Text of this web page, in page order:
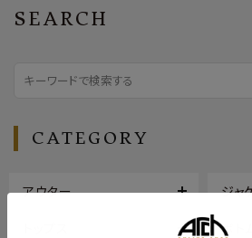
SEARCH
CATEGORY
アウター ジャ
ボト